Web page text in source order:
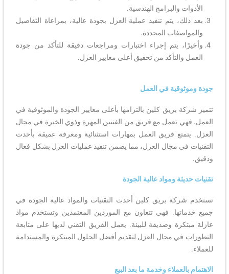
الأدوات والبرامج الهندسية.
بعد ذلك، يتم تنفيذ عملية العزل بجودة عالية، بمراعاة التفاصيل
والمواصفات المحددة.
وأخيرًا، يتم إجراء اختبارات ومراجعات دقيقة للتأكد من جودة
العمل والتأكد من تحقيق أعلى معايير العزل.
جودة وموثوقية في العمل
تتميز شركة بريق كلين بالتزامها بأعلى معايير الجودة والموثوقية في
العمل. فهي تعمل مع فريق من الفنيين المهرة وذوي الخبرة في مجال
العزل. يتمتع فريق العمل بمهارات استثنائية ومعرفة عميقة بأحدث
التقنيات في مجال العزل، مما يضمن تنفيذ عمليات العزل بشكل فعال
ودقيق.
تقنيات حديثة ومواد عالية الجودة
تستخدم شركة بريق كلين أحدث التقنيات والمواد عالية الجودة في
جميع خدماتها. فهي تتعاون مع الموردين المعتمدين وتستخدم مواد
عازلة مبتكرة وصديقة للبيئة. يعمل الفريق التقني لديها على متابعة
التطورات في مجال العزل لتقديم أفضل الحلول المبتكرة والمستدامة
للعملاء.
الاهتمام بالعملاء وخدمة ما بعد البيع